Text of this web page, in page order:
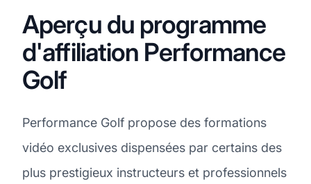
Aperçu du programme
d'affiliation Performance
Golf
Performance Golf propose des formations
vidéo exclusives dispensées par certains des
plus prestigieux instructeurs et professionnels